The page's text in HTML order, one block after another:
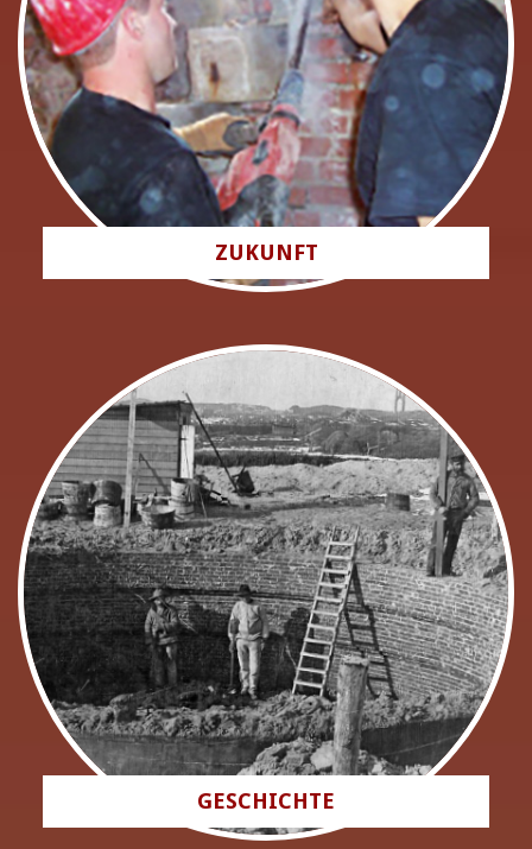
ZUKUNFT
GESCHICHTE